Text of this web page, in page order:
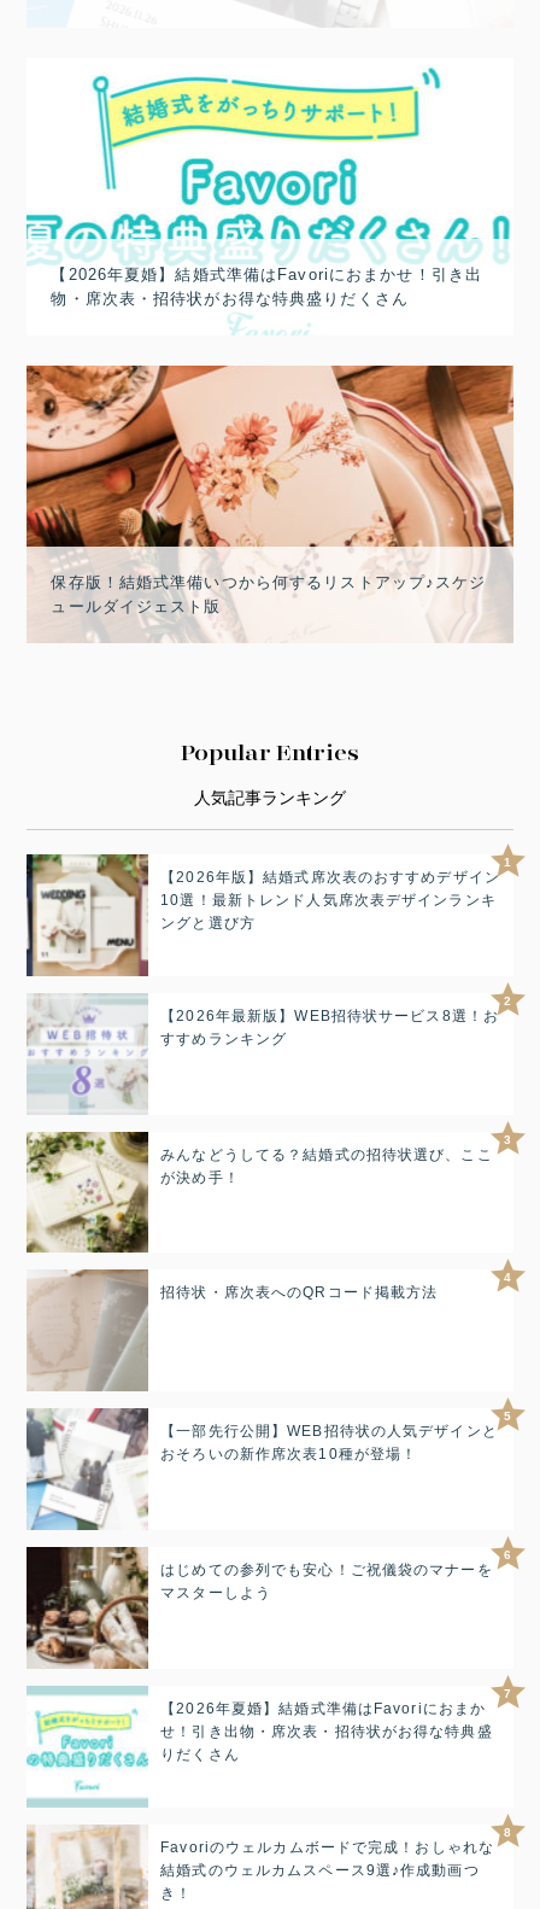
【2026年夏婚】結婚式準備はFavoriにおまかせ！引き出
物・席次表・招待状がお得な特典盛りだくさん
保存版！結婚式準備いつから何するリストアップ♪スケジ
ュールダイジェスト版
Popular Entries
人気記事ランキング
1
【2026年版】結婚式席次表のおすすめデザイン
10選！最新トレンド人気席次表デザインランキ
ングと選び方
2
【2026年最新版】WEB招待状サービス8選！お
すすめランキング
3
みんなどうしてる？結婚式の招待状選び、ここ
が決め手！
4
招待状・席次表へのQRコード掲載方法
5
【一部先行公開】WEB招待状の人気デザインと
おそろいの新作席次表10種が登場！
6
はじめての参列でも安心！ご祝儀袋のマナーを
マスターしよう
7
【2026年夏婚】結婚式準備はFavoriにおまか
せ！引き出物・席次表・招待状がお得な特典盛
りだくさん
8
Favoriのウェルカムボードで完成！おしゃれな
結婚式のウェルカムスペース9選♪作成動画つ
き！